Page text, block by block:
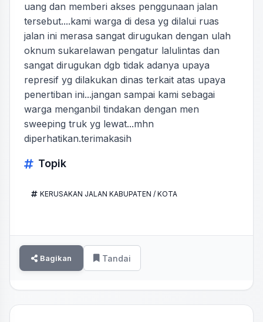
uang dan memberi akses penggunaan jalan
tersebut....kami warga di desa yg dilalui ruas
jalan ini merasa sangat dirugukan dengan ulah
oknum sukarelawan pengatur lalulintas dan
sangat dirugukan dgb tidak adanya upaya
represif yg dilakukan dinas terkait atas upaya
penertiban ini...jangan sampai kami sebagai
warga menganbil tindakan dengan men
sweeping truk yg lewat...mhn
diperhatikan.terimakasih
Topik
KERUSAKAN JALAN KABUPATEN / KOTA
Bagikan Tandai